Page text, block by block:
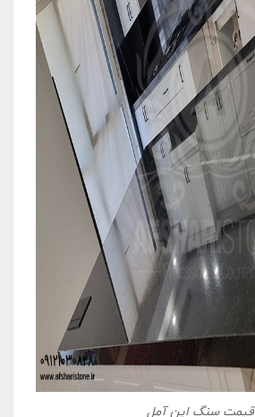
قیمت سنگ اپن آمل